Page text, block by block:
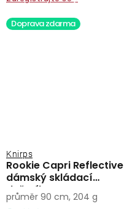
Doprava zdarma
Rookie Capri Reflective
dámský skládací
deštník
Knirps
průměr 90 cm, 204 g